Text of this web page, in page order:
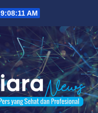
9:08:12 AM